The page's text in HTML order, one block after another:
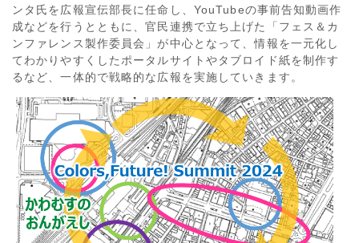
ンタ氏を広報宣伝部長に任命し、YouTubeの事前告知動画作
成などを行うとともに、官民連携で立ち上げた「フェス＆カ
ンファレンス製作委員会」が中心となって、情報を一元化し
てわかりやすくしたポータルサイトやタブロイド紙を制作す
るなど、一体的で戦略的な広報を実施していきます。